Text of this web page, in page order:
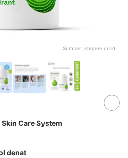
Sumber: shopee.co.id
Care System
denat